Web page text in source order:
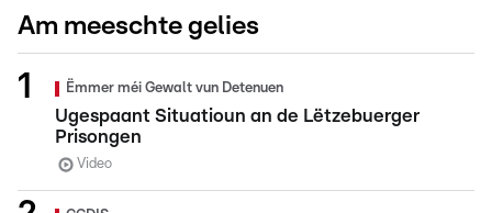
Am meeschte gelies
Ëmmer méi Gewalt vun Detenuen
Ugespaant Situatioun an de Lëtzebuerger
Prisongen
Video